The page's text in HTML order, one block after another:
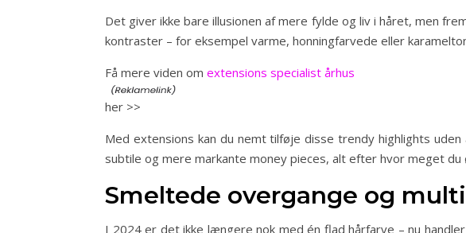
Det giver ikke bare illusionen af mere fylde og liv i håret, men
kontraster – for eksempel varme, honningfarvede eller
Få mere viden om extensions specialist århus
her >>
Med extensions kan du nemt tilføje disse trendy highlights
subtile og mere markante money pieces, alt efter hvor meget
Smeltede overgange og
I 2024 er det ikke længere nok med én flad hårfarve – nu